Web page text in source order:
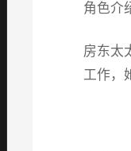
角色介
房东太
工作，